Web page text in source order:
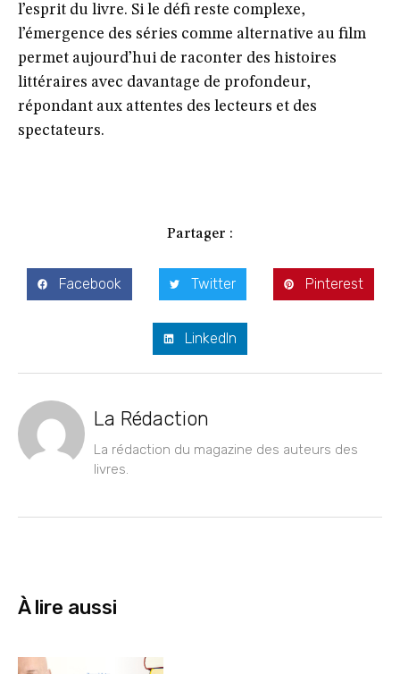
l’esprit du livre. Si le défi reste complexe,
l’émergence des séries comme alternative au film
permet aujourd’hui de raconter des histoires
littéraires avec davantage de profondeur,
répondant aux attentes des lecteurs et des
spectateurs.
Partager :
Facebook Twitter Pinterest
LinkedIn
La Rédaction
La rédaction du magazine des auteurs des
livres.
À lire aussi